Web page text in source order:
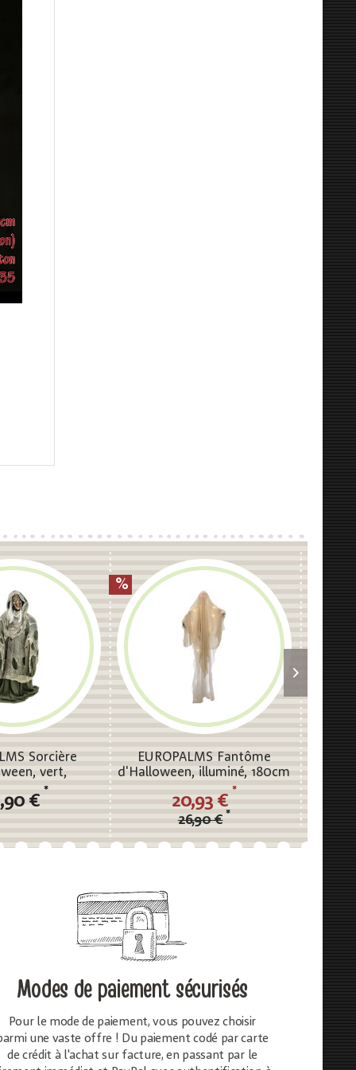
Sorcière
vert,
€
*
EUROPALMS Fantôme
d'Halloween, illuminé, 180cm
26,90 € *
20,93 €
*
Modes de paiement sécurisés
Pour le mode de paiement, vous pouvez choisir
une vaste offre ! Du paiement codé par carte
de crédit à l'achat sur facture, en passant par le